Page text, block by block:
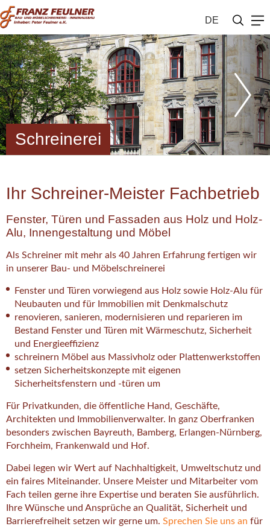
DE
Schreinerei
Ihr Schreiner-Meister Fachbetrieb
Fenster, Türen und Fassaden aus Holz und Holz-
Alu, Innengestaltung und Möbel
Als Schreiner mit mehr als 40 Jahren Erfahrung fertigen wir
in unserer Bau- und Möbelschreinerei
Fenster und Türen vorwiegend aus Holz sowie Holz-Alu für
Neubauten und für Immobilien mit Denkmalschutz
renovieren, sanieren, modernisieren und reparieren im
Bestand Fenster und Türen mit Wärmeschutz, Sicherheit
und Energieeffizienz
schreinern Möbel aus Massivholz oder Plattenwerkstoffen
setzen Sicherheitskonzepte mit eigenen
Sicherheitsfenstern und -türen um
Für Privatkunden, die öffentliche Hand, Geschäfte,
Architekten und Immobilienverwalter. In ganz Oberfranken
besonders zwischen Bayreuth, Bamberg, Erlangen-Nürnberg,
Forchheim, Frankenwald und Hof.
Dabei legen wir Wert auf Nachhaltigkeit, Umweltschutz und
ein faires Miteinander. Unsere Meister und Mitarbeiter vom
Fach teilen gerne ihre Expertise und beraten Sie ausführlich.
Ihre Wünsche und Ansprüche an Qualität, Sicherheit und
Barrierefreiheit setzen wir gerne um. Sprechen Sie uns an für